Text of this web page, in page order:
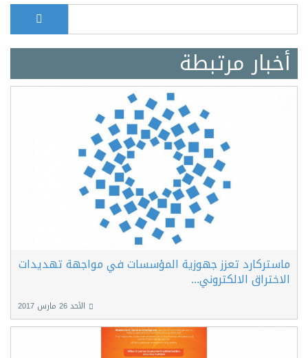
Search form بحث
أخبار مرتبطة
ماستركارد تعزز جهوزية المؤسسات في مواجهة تهديدات
الاختراق الالكتروني...
الأحد 26 مارس 2017